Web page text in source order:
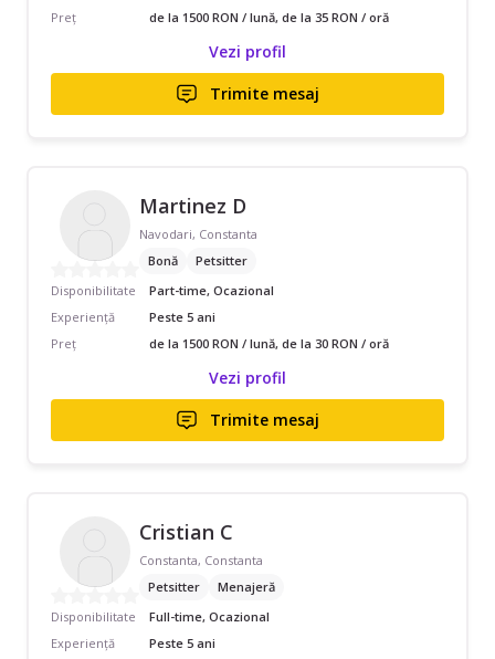
Preț
de la 1500 RON / lună, de la 35 RON / oră
Vezi profil
Trimite mesaj
Martinez D
Navodari, Constanta
Bonă
Petsitter
Disponibilitate
Part-time, Ocazional
Experiență
Peste 5 ani
Preț
de la 1500 RON / lună, de la 30 RON / oră
Vezi profil
Trimite mesaj
Cristian C
Constanta, Constanta
Petsitter
Menajeră
Disponibilitate
Full-time, Ocazional
Experiență
Peste 5 ani